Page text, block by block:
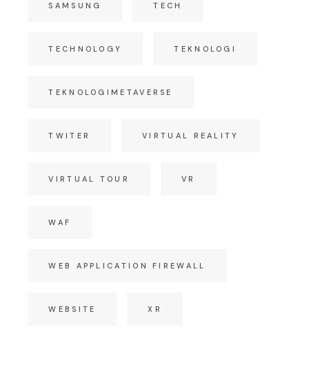
SAMSUNG TECH
TECHNOLOGY TEKNOLOGI
TEKNOLOGIMETAVERSE
TWITER VIRTUAL REALITY
VIRTUAL TOUR VR
WAF
WEB APPLICATION FIREWALL
WEBSITE XR